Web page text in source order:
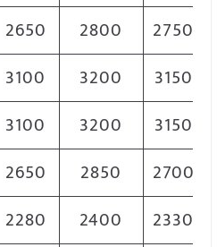
2650 2800
2750
3100 3200
3150
3100 3200
3150
2650 2850
2700
2280 2400 2330